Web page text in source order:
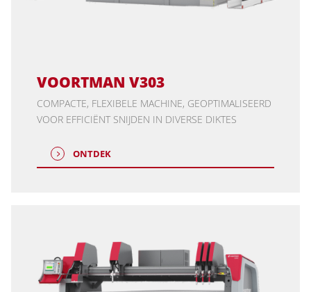
VOORTMAN V303
COMPACTE, FLEXIBELE MACHINE, GEOPTIMALISEERD
VOOR EFFICIËNT SNIJDEN IN DIVERSE DIKTES
ONTDEK